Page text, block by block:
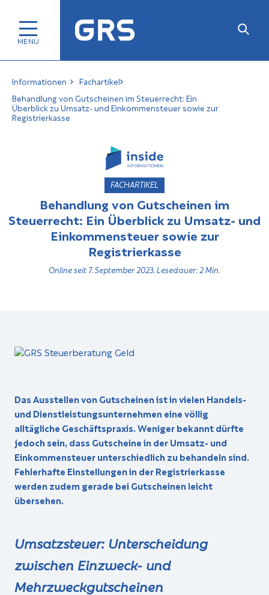
Informationen
Fachartikel
Behandlung von Gutscheinen im Steuerrecht: Ein
Überblick zu Umsatz- und Einkommensteuer sowie zur
Registrierkasse
FACHARTIKEL
Behandlung von Gutscheinen im
Steuerrecht: Ein Überblick zu Umsatz- und
Einkommensteuer sowie zur
Registrierkasse
Online seit 7. September 2023, Lesedauer: 2 Min.
Das Ausstellen von Gutscheinen ist in vielen Handels-
und Dienstleistungsunternehmen eine völlig
alltägliche Geschäftspraxis. Weniger bekannt dürfte
jedoch sein, dass Gutscheine in der Umsatz- und
Einkommensteuer unterschiedlich zu behandeln sind.
Fehlerhafte Einstellungen in der Registrierkasse
werden zudem gerade bei Gutscheinen leicht
übersehen.
Umsatzsteuer: Unterscheidung
zwischen Einzweck- und
Mehrzweckgutscheinen